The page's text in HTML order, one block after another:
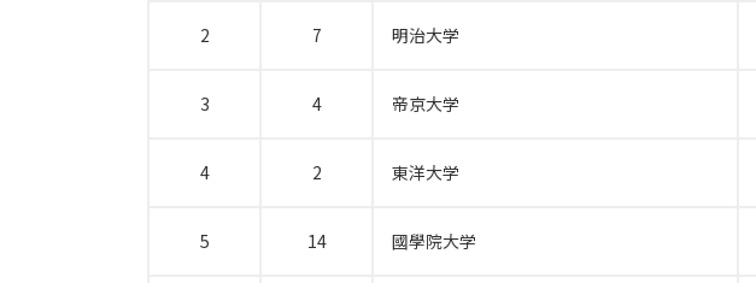
2 7 明治大学
3 4 帝京大学
4 2 東洋大学
5 14 國學院大学